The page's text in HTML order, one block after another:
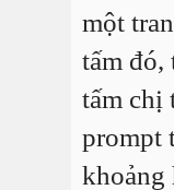
một
tấm đó,
tấm chị
prompt
khoảng